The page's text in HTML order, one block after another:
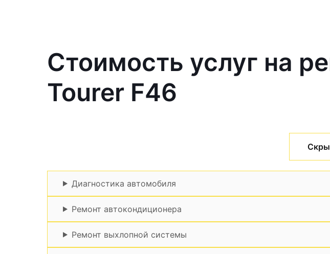
Стоимость услуг на
Tourer F46
Диагностика автомобиля
Ремонт автокондиционера
Ремонт выхлопной системы